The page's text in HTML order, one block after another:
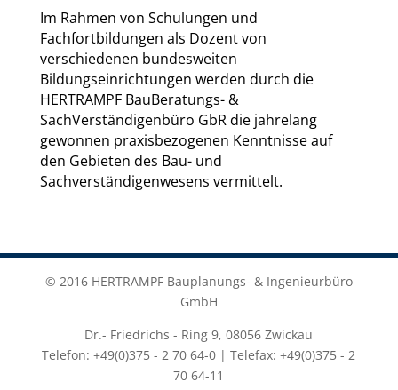
Im Rahmen von Schulungen und
Fachfortbildungen als Dozent von
verschiedenen bundesweiten
Bildungseinrichtungen werden durch die
HERTRAMPF BauBeratungs- &
SachVerständigenbüro GbR die jahrelang
gewonnen praxisbezogenen Kenntnisse auf
den Gebieten des Bau- und
Sachverständigenwesens vermittelt.
© 2016 HERTRAMPF Bauplanungs- & Ingenieurbüro
GmbH
Dr.- Friedrichs - Ring 9, 08056 Zwickau
Telefon: +49(0)375 - 2 70 64-0 | Telefax: +49(0)375 - 2
70 64-11